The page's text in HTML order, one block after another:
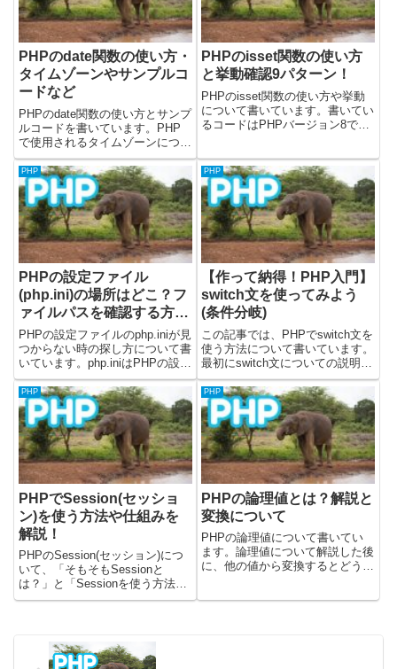
PHPのdate関数の使い方・
タイムゾーンやサンプルコ
ードなど
PHPのdate関数の使い方とサンプ
ルコードを書いています。PHP
で使用されるタイムゾーンについ
ても記載しています。PHPのdate
関数についての公式ドキュメント
は下記になります。date関数につ
いての公式ドキュメントPHPの
date関数と...
PHPのisset関数の使い方
と挙動確認9パターン！
PHPのisset関数の使い方や挙動
について書いています。書いてい
るコードはPHPバージョン8で確
数についてisset関数は渡した変
数が宣言されていること、そして
変数がnull...
PHP
PHPの設定ファイル
(php.ini)の場所はどこ？フ
ァイルパスを確認する方
法！
PHPの設定ファイルのphp.iniが見
つからない時の探し方について書
いています。php.iniはPHPの設定
を行うためのファイルです。この
ファイルに日付のタイムゾーンの
設定やアップロードできる上限の
設定などを行います。コマンドで
確認する方...
PHP
【作って納得！PHP入門】
switch文を使ってみよう
(条件分岐)
この記事では、PHPでswitch文を
使う方法について書いています。
最初にswitch文についての説明を
します。そのあとにswitch文を使
用した、簡単なプログラムを作成
して、switch文について学んでい
きます。前回はif - else文...
PHP
PHPでSession(セッショ
ン)を使う方法や仕組みを
解説！
PHPのSession(セッション)につ
いて、「そもそもSessionと
は？」と「Sessionを使う方法」
を書いています。実際にセッショ
は7で試しています。PHPのセッ
ションにつ...
PHP
PHPの論理値とは？解説と
変換について
PHPの論理値について書いてい
ます。論理値について解説した後
に、他の値から変換するとどうな